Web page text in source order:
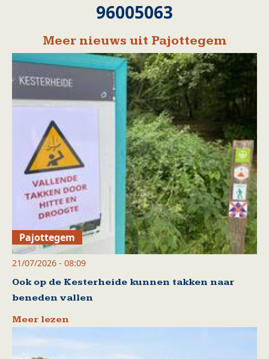
96005063
Meer nieuws uit Pajottegem
Pajottegem
21/07/2026 - 08:09
Ook op de Kesterheide kunnen takken naar
beneden vallen
Meer lezen